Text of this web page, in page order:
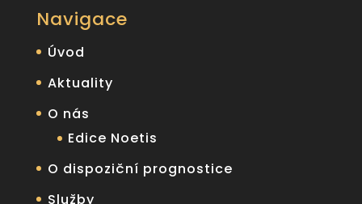
Navigace
Úvod
Aktuality
O nás
Edice Noetis
O dispoziční prognostice
Služby